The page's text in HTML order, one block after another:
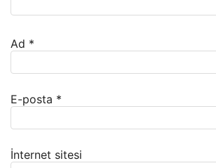
Ad *
E-posta *
İnternet sitesi